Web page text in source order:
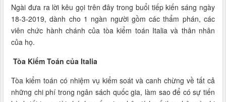
Ngài đưa ra lời kêu gọi trên đây trong buổi tiếp kiến sáng ngày
18-3-2019, dành cho 1 ngàn người gồm các thẩm phán, các
viên chức hành chánh của tòa kiểm toán Italia và thân nhân
của họ.
Tòa Kiểm Toán của Italia
Tòa kiểm toán có nhiệm vụ kiểm soát và canh chừng về tất cả
những chi phí trong ngân sách quốc gia, làm sao để có sự tiến